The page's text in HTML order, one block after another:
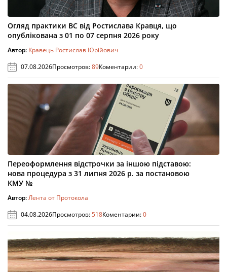
Огляд практики ВС від Ростислава Кравця, що
опублікована з 01 по 07 серпня 2026 року
Автор: Кравець Ростислав Юрійович
07.08.2026Просмотров:89Коментарии:0
Переоформлення відстрочки за іншою підставою:
нова процедура з 31 липня 2026 р. за постановою
КМУ №
Автор:Лента от Протокола
04.08.2026Просмотров:518Коментарии:0